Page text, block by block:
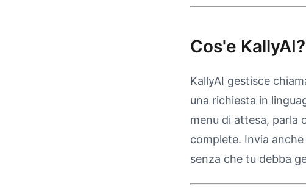
Cos'e KallyAI?
KallyAI gestisce
una richiesta in
menu di attesa, parla
complete. Invia
senza che tu debba